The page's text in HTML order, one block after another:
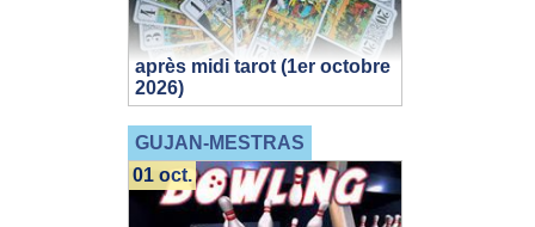
après midi tarot (1er octobre
2026)
GUJAN-MESTRAS
01 oct.